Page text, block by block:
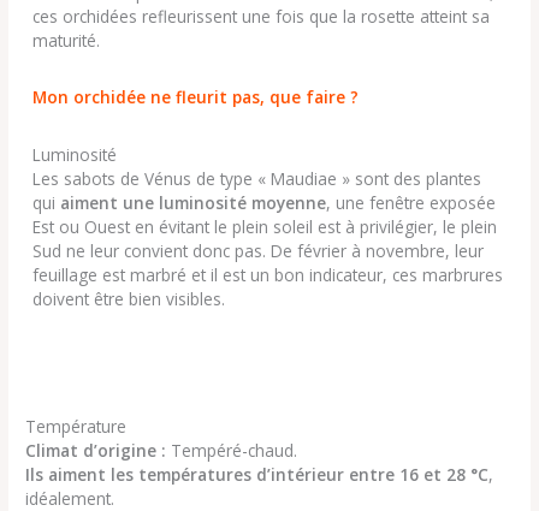
ces orchidées refleurissent une fois que la rosette atteint sa
maturité.
Mon orchidée ne fleurit pas, que faire ?
Luminosité
Les sabots de Vénus de type « Maudiae » sont des plantes
qui aiment une luminosité moyenne, une fenêtre exposée
Est ou Ouest en évitant le plein soleil est à privilégier, le plein
Sud ne leur convient donc pas. De février à novembre, leur
feuillage est marbré et il est un bon indicateur, ces marbrures
doivent être bien visibles.
Température
Climat d’origine : Tempéré-chaud.
Ils aiment les températures d’intérieur entre 16 et 28 °C,
idéalement.